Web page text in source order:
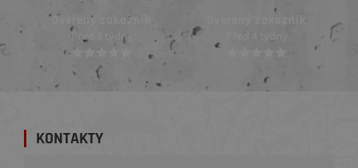
Ověřený zákazník
Před 3 týdny
KONTAKTY